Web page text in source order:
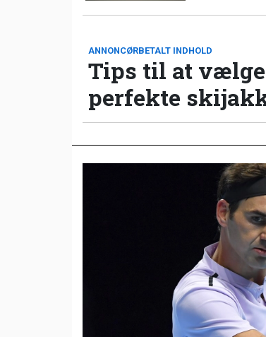
ANNONCØRBETALT INDHOLD
Tips til at
perfekte